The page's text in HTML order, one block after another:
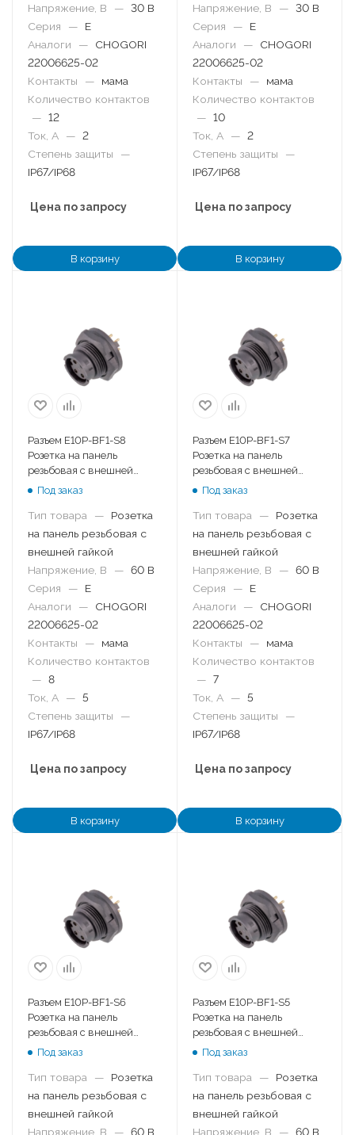
Напряжение, В
— 30 В
Серия
—
E
Аналоги
—
CHOGORI
22006625-02
Контакты
—
мама
Количество контактов
— 12
Ток, А
— 2
Степень защиты
—
IP67/IP68
Цена по запросу
В корзину
Напряжение, В
— 30 В
Серия
—
E
Аналоги
—
CHOGORI
22006625-02
Контакты
—
мама
Количество контактов
— 10
Ток, А
— 2
Степень защиты
—
IP67/IP68
Цена по запросу
В корзину
Разъем E10P-BF1-S8
Розетка на панель
резьбовая с внешней
гайкой
Под заказ
Тип товара —
Розетка
на панель резьбовая с
внешней гайкой
Напряжение, В
— 60 В
Серия
—
E
Аналоги
—
CHOGORI
22006625-02
Контакты
—
мама
Количество контактов
— 8
Ток, А
— 5
Степень защиты
—
IP67/IP68
Цена по запросу
В корзину
Разъем E10P-BF1-S7
Розетка на панель
резьбовая с внешней
гайкой
Под заказ
Тип товара —
Розетка
на панель резьбовая с
внешней гайкой
Напряжение, В
— 60 В
Серия
—
E
Аналоги
—
CHOGORI
22006625-02
Контакты
—
мама
Количество контактов
— 7
Ток, А
— 5
Степень защиты
—
IP67/IP68
Цена по запросу
В корзину
Разъем E10P-BF1-S6
Розетка на панель
резьбовая с внешней
гайкой
Под заказ
Тип товара —
Розетка
на панель резьбовая с
внешней гайкой
Напряжение, В
— 60 В
Разъем E10P-BF1-S5
Розетка на панель
резьбовая с внешней
гайкой
Под заказ
Тип товара —
Розетка
на панель резьбовая с
внешней гайкой
Напряжение, В
— 60 В